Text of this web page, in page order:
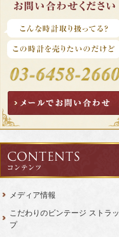
メディア情報
こだわりのビンテージ ストラッ
プ